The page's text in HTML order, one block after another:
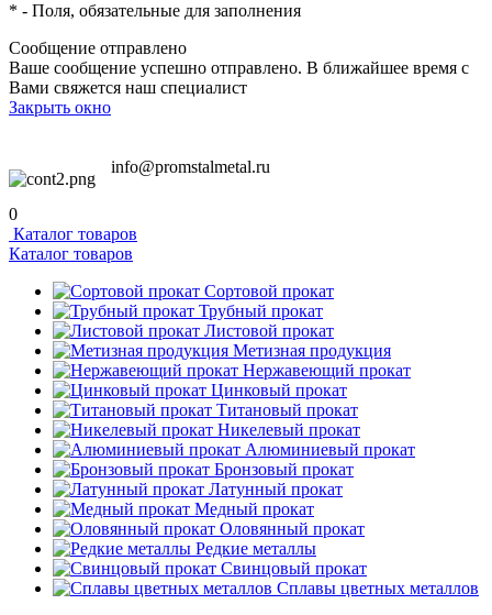
* - Поля, обязательные для заполнения
Сообщение отправлено
Ваше сообщение успешно отправлено. В ближайшее время с
Вами свяжется наш специалист
Закрыть окно
info@promstalmetal.ru
0
Каталог товаров
Каталог товаров
Сортовой прокат
Трубный прокат
Листовой прокат
Метизная продукция
Нержавеющий прокат
Цинковый прокат
Титановый прокат
Никелевый прокат
Алюминиевый прокат
Бронзовый прокат
Латунный прокат
Медный прокат
Оловянный прокат
Редкие металлы
Свинцовый прокат
Сплавы цветных металлов